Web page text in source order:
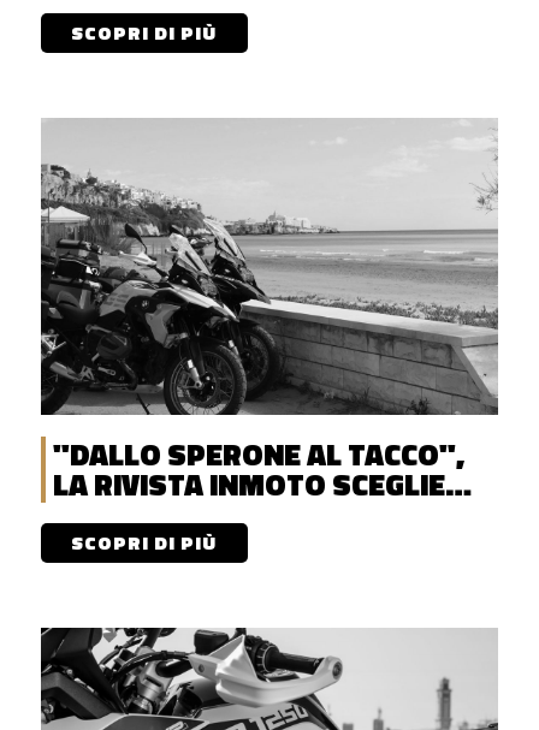
SCOPRI DI PIÙ
"DALLO SPERONE AL TACCO",
LA RIVISTA INMOTO SCEGLIE
DISCOVERENT
SCOPRI DI PIÙ